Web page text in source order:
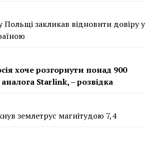
закликав відновити довіру у
хоче розгорнути понад 900
Starlink, – розвідка
землетрус магнітудою 7,4